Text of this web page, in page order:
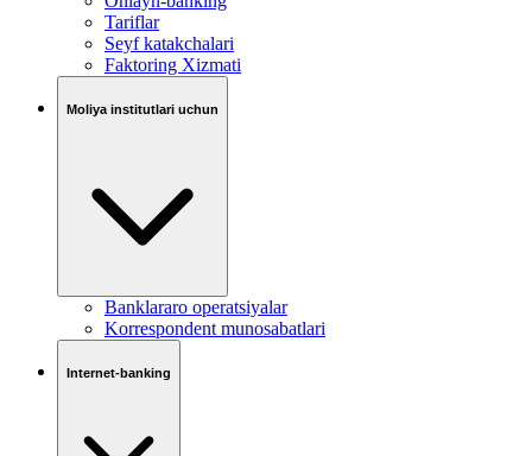
Tariflar
Seyf katakchalari
Faktoring Xizmati
Moliya institutlari uchun
Banklararo operatsiyalar
Korrespondent munosabatlari
Internet-banking